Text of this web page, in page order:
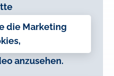
die Marketing
anzusehen.